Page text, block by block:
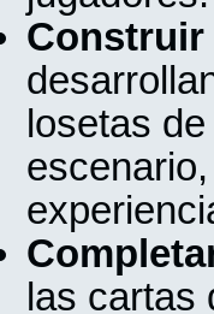
losetas
las cartas